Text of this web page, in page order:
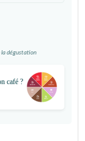
la dégustation
café ?